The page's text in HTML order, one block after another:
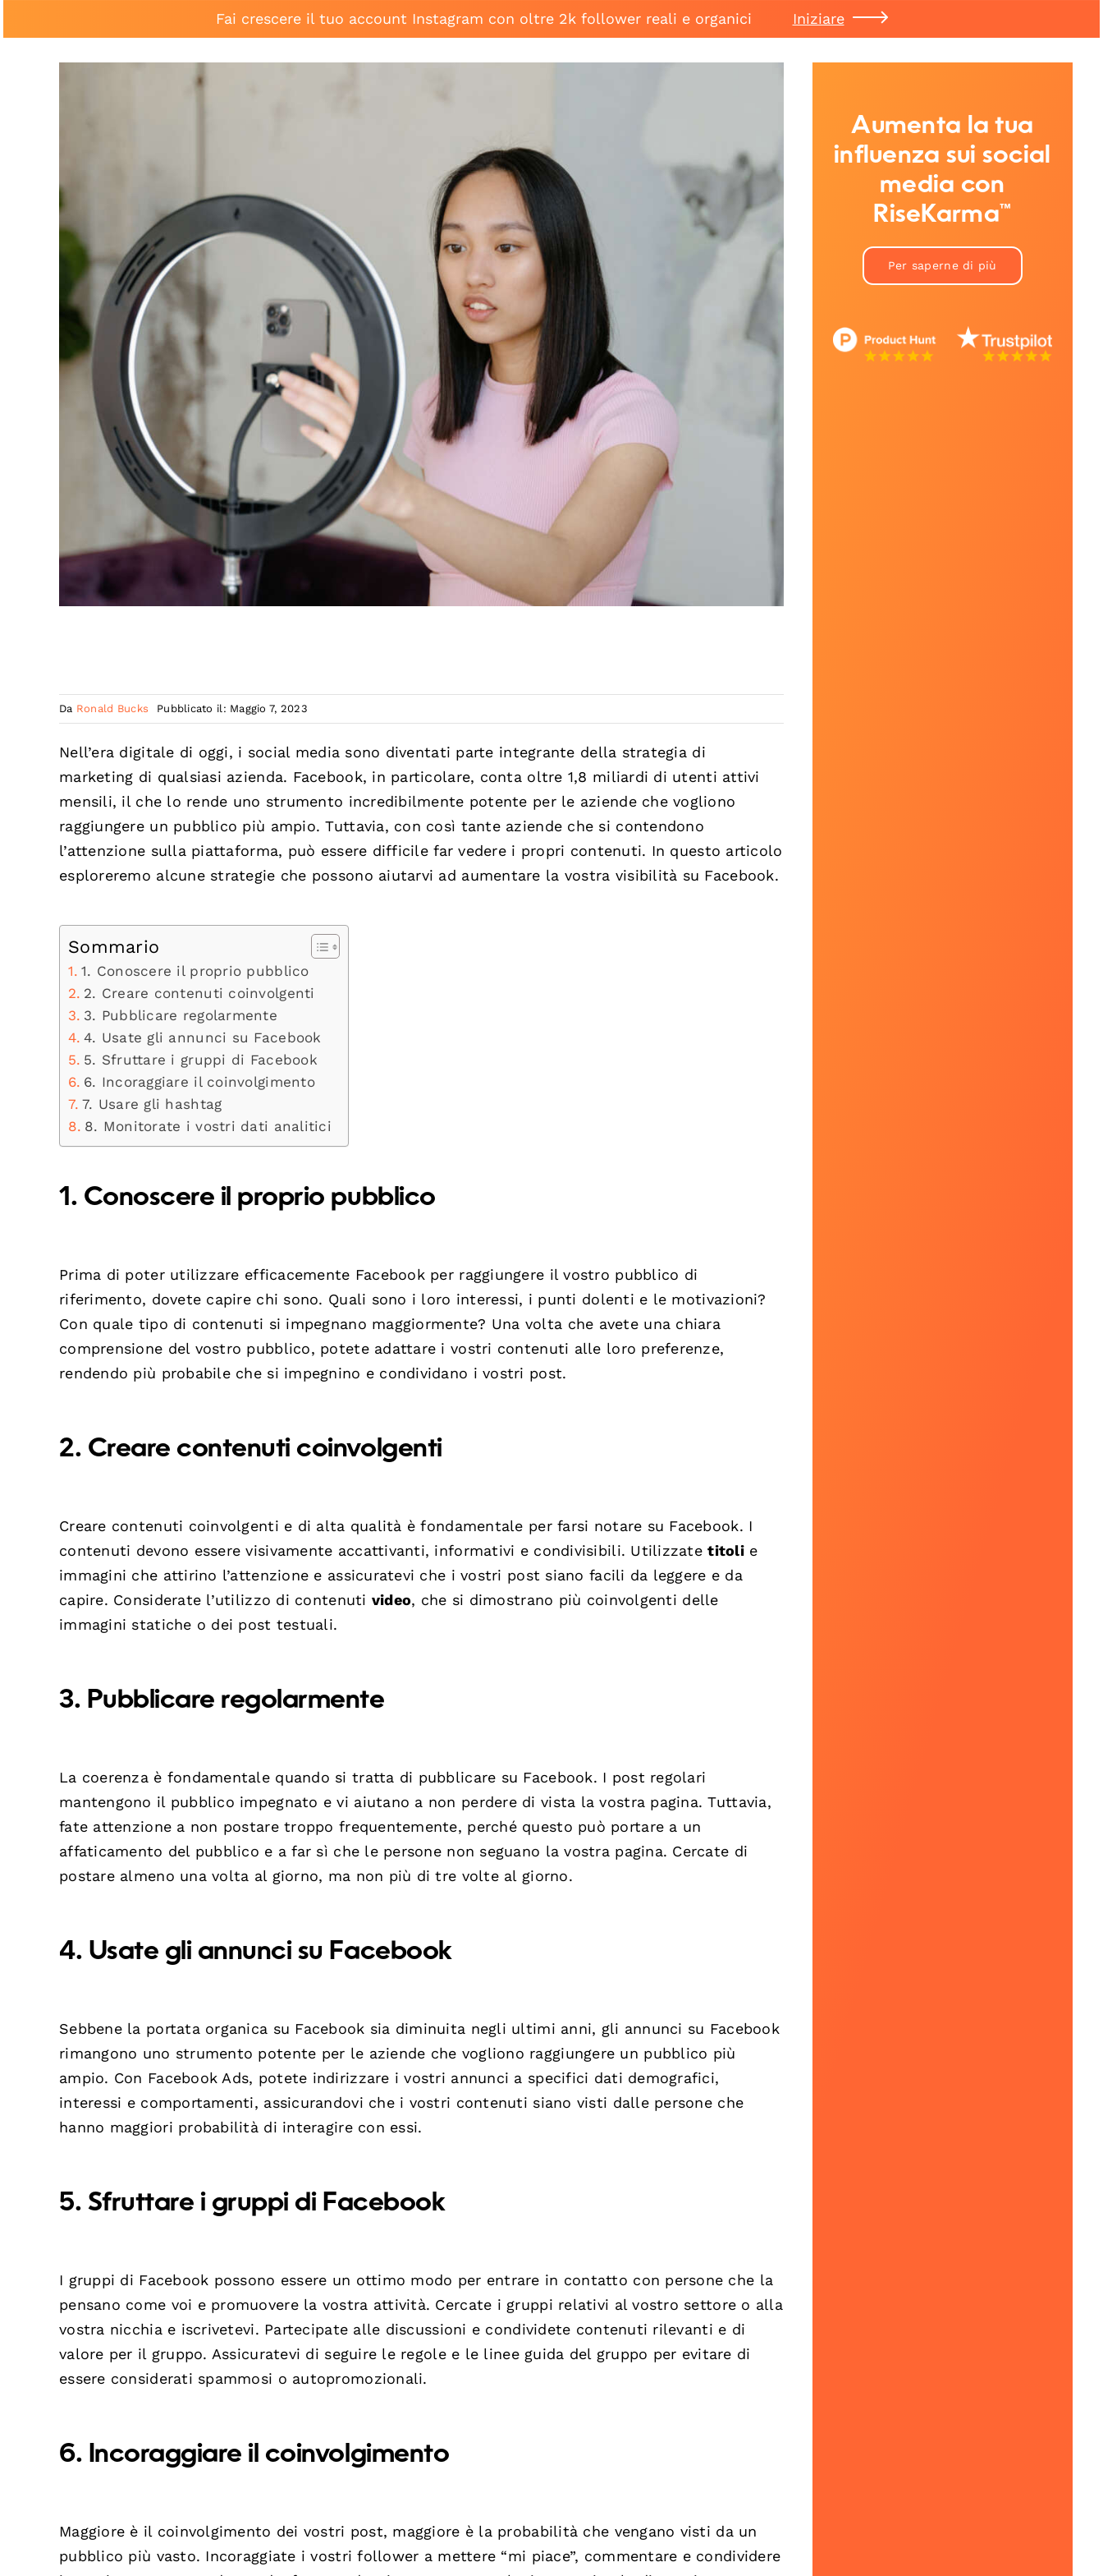
Fai crescere il tuo account Instagram con oltre 2k follower reali e organici Iniziare
Da Ronald Bucks Pubblicato il: Maggio 7, 2023
Nell’era digitale di oggi, i social media sono diventati parte integrante della strategia di
marketing di qualsiasi azienda. Facebook, in particolare, conta oltre 1,8 miliardi di utenti attivi
mensili, il che lo rende uno strumento incredibilmente potente per le aziende che vogliono
raggiungere un pubblico più ampio. Tuttavia, con così tante aziende che si contendono
l’attenzione sulla piattaforma, può essere difficile far vedere i propri contenuti. In questo articolo
esploreremo alcune strategie che possono aiutarvi ad aumentare la vostra visibilità su Facebook.
Sommario
1. Conoscere il proprio pubblico
2. Creare contenuti coinvolgenti
3. Pubblicare regolarmente
4. Usate gli annunci su Facebook
5. Sfruttare i gruppi di Facebook
6. Incoraggiare il coinvolgimento
7. Usare gli hashtag
8. Monitorate i vostri dati analitici
1. Conoscere il proprio pubblico
Prima di poter utilizzare efficacemente Facebook per raggiungere il vostro pubblico di
riferimento, dovete capire chi sono. Quali sono i loro interessi, i punti dolenti e le motivazioni?
Con quale tipo di contenuti si impegnano maggiormente? Una volta che avete una chiara
comprensione del vostro pubblico, potete adattare i vostri contenuti alle loro preferenze,
rendendo più probabile che si impegnino e condividano i vostri post.
2. Creare contenuti coinvolgenti
Creare contenuti coinvolgenti e di alta qualità è fondamentale per farsi notare su Facebook. I
contenuti devono essere visivamente accattivanti, informativi e condivisibili. Utilizzatetitolie
immagini che attirino l’attenzione e assicuratevi che i vostri post siano facili da leggere e da
capire. Considerate l’utilizzo di contenuti video, che si dimostrano più coinvolgenti delle
immagini statiche o dei post testuali.
3. Pubblicare regolarmente
La coerenza è fondamentale quando si tratta di pubblicare su Facebook. I post regolari
mantengono il pubblico impegnato e vi aiutano a non perdere di vista la vostra pagina. Tuttavia,
fate attenzione a non postare troppo frequentemente, perché questo può portare a un
affaticamento del pubblico e a far sì che le persone non seguano la vostra pagina. Cercate di
postare almeno una volta al giorno, ma non più di tre volte al giorno.
4. Usate gli annunci su Facebook
Sebbene la portata organica su Facebook sia diminuita negli ultimi anni, gli annunci su Facebook
rimangono uno strumento potente per le aziende che vogliono raggiungere un pubblico più
ampio. Con Facebook Ads, potete indirizzare i vostri annunci a specifici dati demografici,
interessi e comportamenti, assicurandovi che i vostri contenuti siano visti dalle persone che
hanno maggiori probabilità di interagire con essi.
5. Sfruttare i gruppi di Facebook
I gruppi di Facebook possono essere un ottimo modo per entrare in contatto con persone che la
pensano come voi e promuovere la vostra attività. Cercate i gruppi relativi al vostro settore o alla
vostra nicchia e iscrivetevi. Partecipate alle discussioni e condividete contenuti rilevanti e di
valore per il gruppo. Assicuratevi di seguire le regole e le linee guida del gruppo per evitare di
essere considerati spammosi o autopromozionali.
6. Incoraggiare il coinvolgimento
Maggiore è il coinvolgimento dei vostri post, maggiore è la probabilità che vengano visti da un
pubblico più vasto. Incoraggiate i vostri follower a mettere “mi piace”, commentare e condividere
Aumenta la tua
influenza sui social
media con
RiseKarma™
Per saperne di più